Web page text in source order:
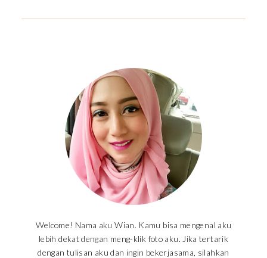
Welcome! Nama aku Wian. Kamu bisa mengenal aku
lebih dekat dengan meng-klik foto aku. Jika tertarik
dengan tulisan aku dan ingin bekerjasama, silahkan